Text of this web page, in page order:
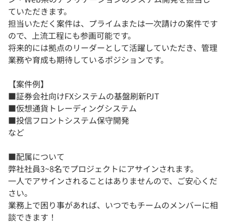
ていただきます。
担当いただく案件は、プライムまたは一次請けの案件です
ので、上流工程にも参画可能です。
将来的には拠点のリーダーとして活躍していただき、管理
業務や育成も期待しているポジションです。
【案件例】
■証券会社向けFXシステムの基盤刷新PJT
■仮想通貨トレーディングシステム
■投信フロントシステム保守開発
など
■配属について
弊社社員3~8名でプロジェクトにアサインされます。
一人でアサインされることはありませんので、ご安心くだ
さい。
業務上で困り事があれば、いつでもチームのメンバーに相
談できます！